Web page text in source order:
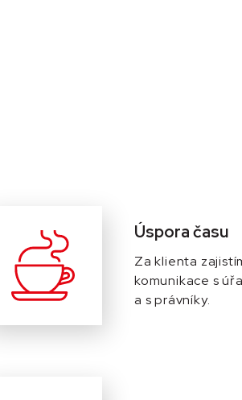
Úspora času
Za klienta
komunikace s
a s právníky.